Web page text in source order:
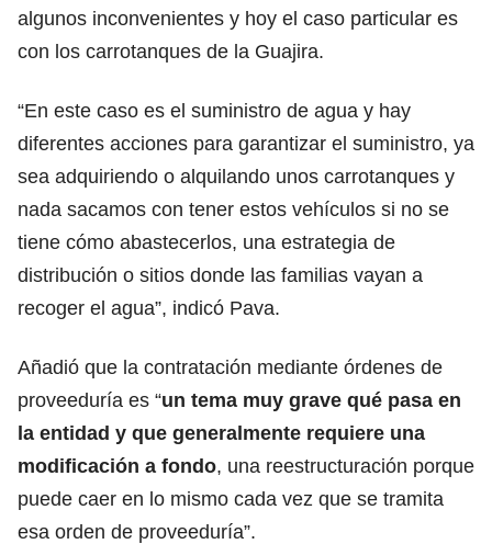
algunos inconvenientes y hoy el caso particular es
con los carrotanques de la Guajira.
“En este caso es el suministro de agua y hay
diferentes acciones para garantizar el suministro, ya
sea adquiriendo o alquilando unos carrotanques y
nada sacamos con tener estos vehículos si no se
tiene cómo abastecerlos, una estrategia de
distribución o sitios donde las familias vayan a
recoger el agua”, indicó Pava.
Añadió que la contratación mediante órdenes de
proveeduría es “un tema muy grave qué pasa en
la entidad y que generalmente requiere una
modificación a fondo, una reestructuración porque
puede caer en lo mismo cada vez que se tramita
esa orden de proveeduría”.